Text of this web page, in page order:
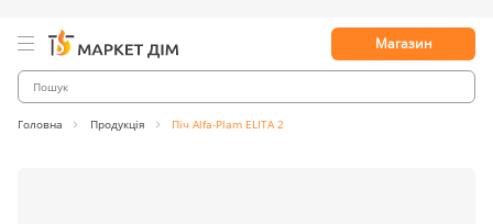
Магазин
Головна Продукція Піч Alfa-Plam ELITA 2